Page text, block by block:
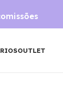
OUTLET